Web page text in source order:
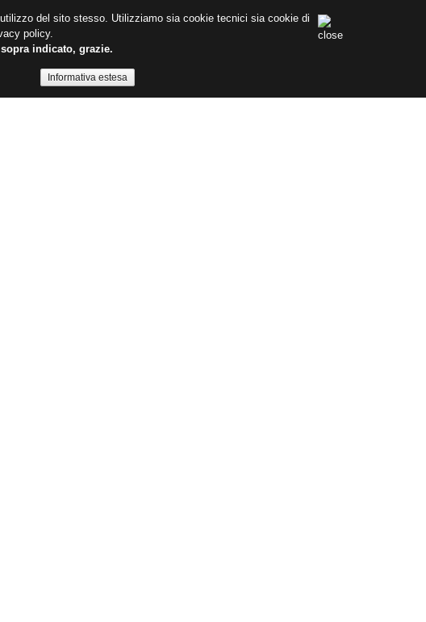
del sito stesso. Utilizziamo sia cookie tecnici sia cookie di
policy.
indicato, grazie.
Informativa estesa